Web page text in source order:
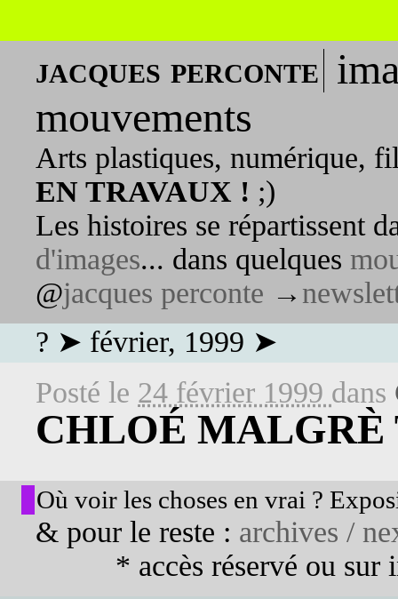
jacques perconte
mouvements
Arts plastiques, numérique,
EN TRAVAUX ! ;)
Les histoires se répartissent
d'images... dans quelques
@jacques perconte →
? ➤ février, 1999 ➤
Posté le 24 février 1999 dans
CHLOÉ MALGRÈ
Où voir les choses en vrai ?
& pour le reste : archives /
* accès réservé ou sur